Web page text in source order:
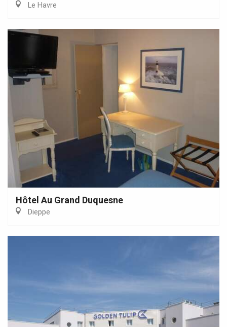
Le Havre
Hôtel Au Grand Duquesne
Dieppe